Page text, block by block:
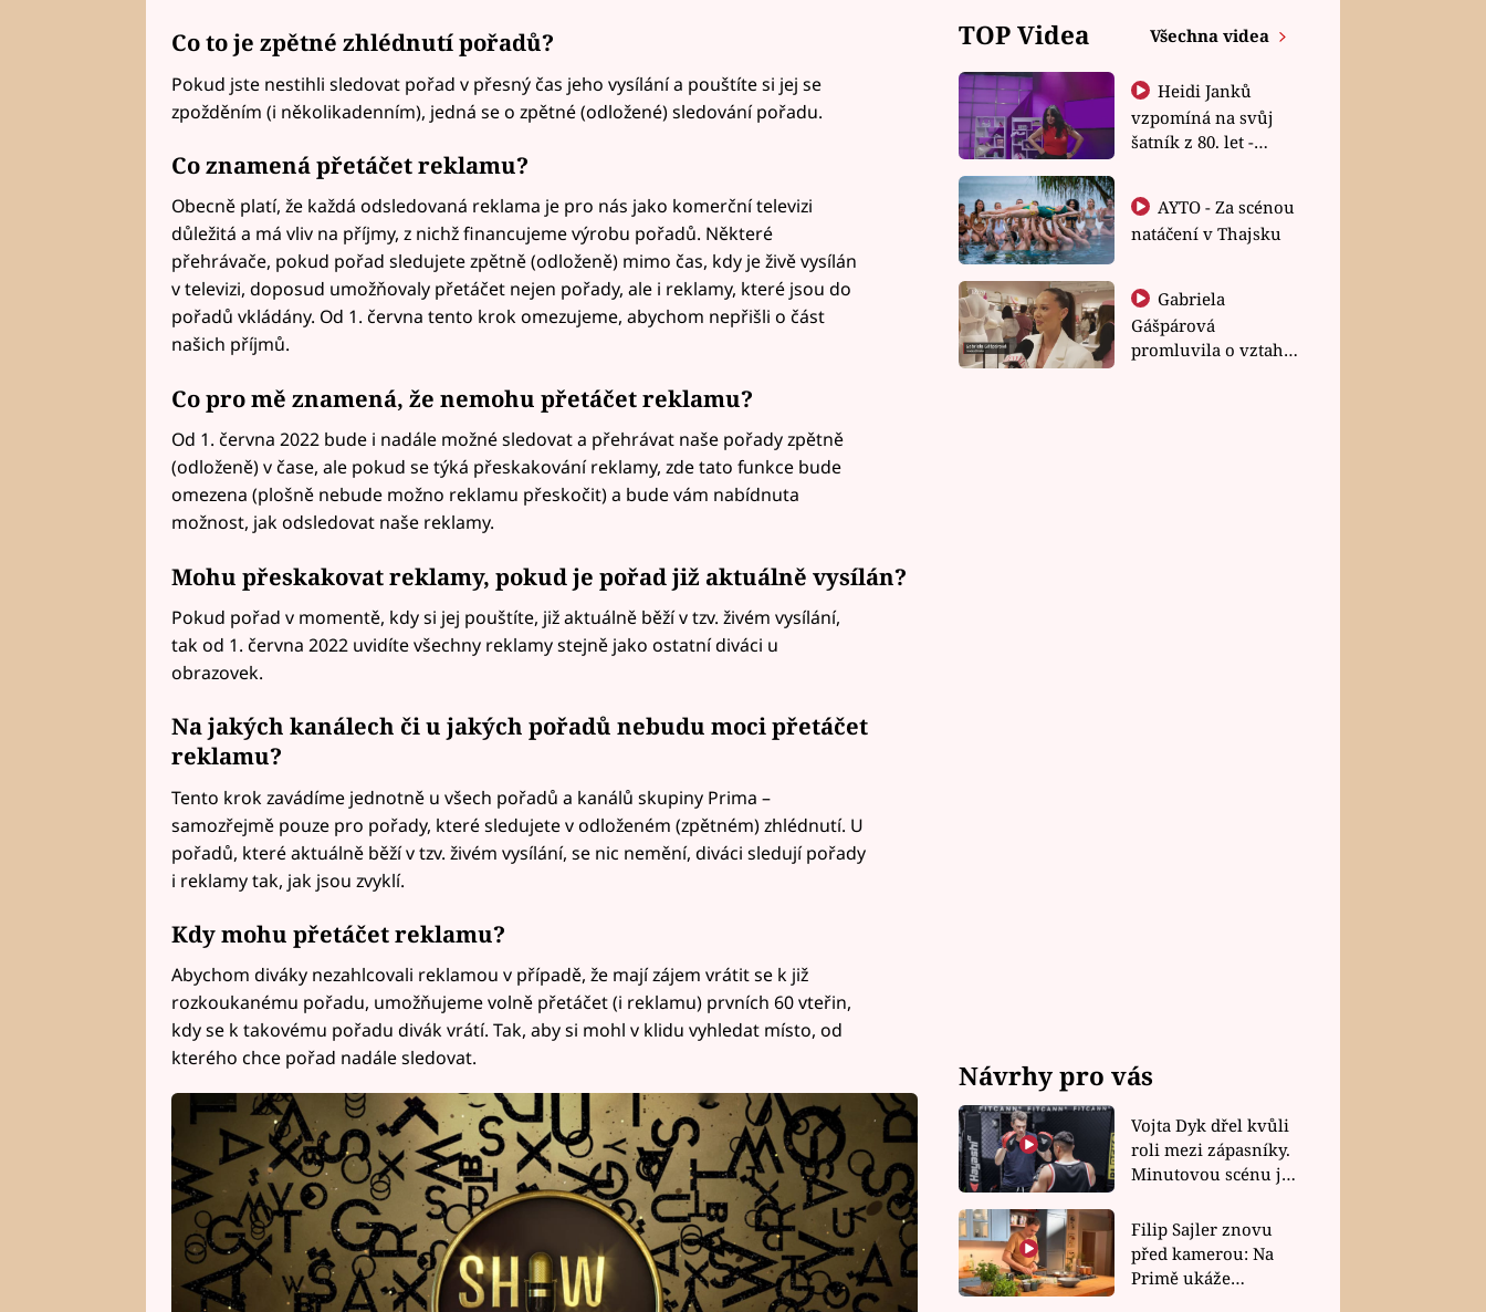
Co to je zpětné zhlédnutí pořadů?
Pokud jste nestihli sledovat pořad v přesný čas jeho vysílání a pouštíte si jej se
zpožděním (i několikadenním), jedná se o zpětné (odložené) sledování pořadu.
Co znamená přetáčet reklamu?
Obecně platí, že každá odsledovaná reklama je pro nás jako komerční televizi
důležitá a má vliv na příjmy, z nichž financujeme výrobu pořadů. Některé
přehrávače, pokud pořad sledujete zpětně (odloženě) mimo čas, kdy je živě vysílán
v televizi, doposud umožňovaly přetáčet nejen pořady, ale i reklamy, které jsou do
pořadů vkládány. Od 1. června tento krok omezujeme, abychom nepřišli o část
našich příjmů.
Co pro mě znamená, že nemohu přetáčet reklamu?
Od 1. června 2022 bude i nadále možné sledovat a přehrávat naše pořady zpětně
(odloženě) v čase, ale pokud se týká přeskakování reklamy, zde tato funkce bude
omezena (plošně nebude možno reklamu přeskočit) a bude vám nabídnuta
možnost, jak odsledovat naše reklamy.
Mohu přeskakovat reklamy, pokud je pořad již aktuálně vysílán?
Pokud pořad v momentě, kdy si jej pouštíte, již aktuálně běží v tzv. živém vysílání,
tak od 1. června 2022 uvidíte všechny reklamy stejně jako ostatní diváci u
obrazovek.
Na jakých kanálech či u jakých pořadů nebudu moci přetáčet
reklamu?
Tento krok zavádíme jednotně u všech pořadů a kanálů skupiny Prima –
samozřejmě pouze pro pořady, které sledujete v odloženém (zpětném) zhlédnutí. U
pořadů, které aktuálně běží v tzv. živém vysílání, se nic nemění, diváci sledují pořady
i reklamy tak, jak jsou zvyklí.
Kdy mohu přetáčet reklamu?
Abychom diváky nezahlcovali reklamou v případě, že mají zájem vrátit se k již
rozkoukanému pořadu, umožňujeme volně přetáčet (i reklamu) prvních 60 vteřin,
kdy se k takovému pořadu divák vrátí. Tak, aby si mohl v klidu vyhledat místo, od
kterého chce pořad nadále sledovat.
TOP Videa Všechna videa
Heidi Janků
vzpomíná na svůj
šatník z 80. let -
natáčení v Thajsku
Gabriela
Gášpárová
promluvila o vztahu
Návrhy pro vás
Vojta Dyk dřel kvůli
roli mezi zápasníky.
Minutovou scénu jel
Filip Sajler znovu
před kamerou: Na
Primě ukáže